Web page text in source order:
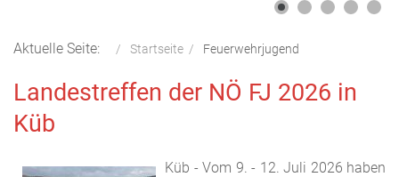
Aktuelle Seite: Startseite Feuerwehrjugend
Landestreffen der NÖ FJ 2026 in
Küb
Küb - Vom 9. - 12. Juli 2026 haben